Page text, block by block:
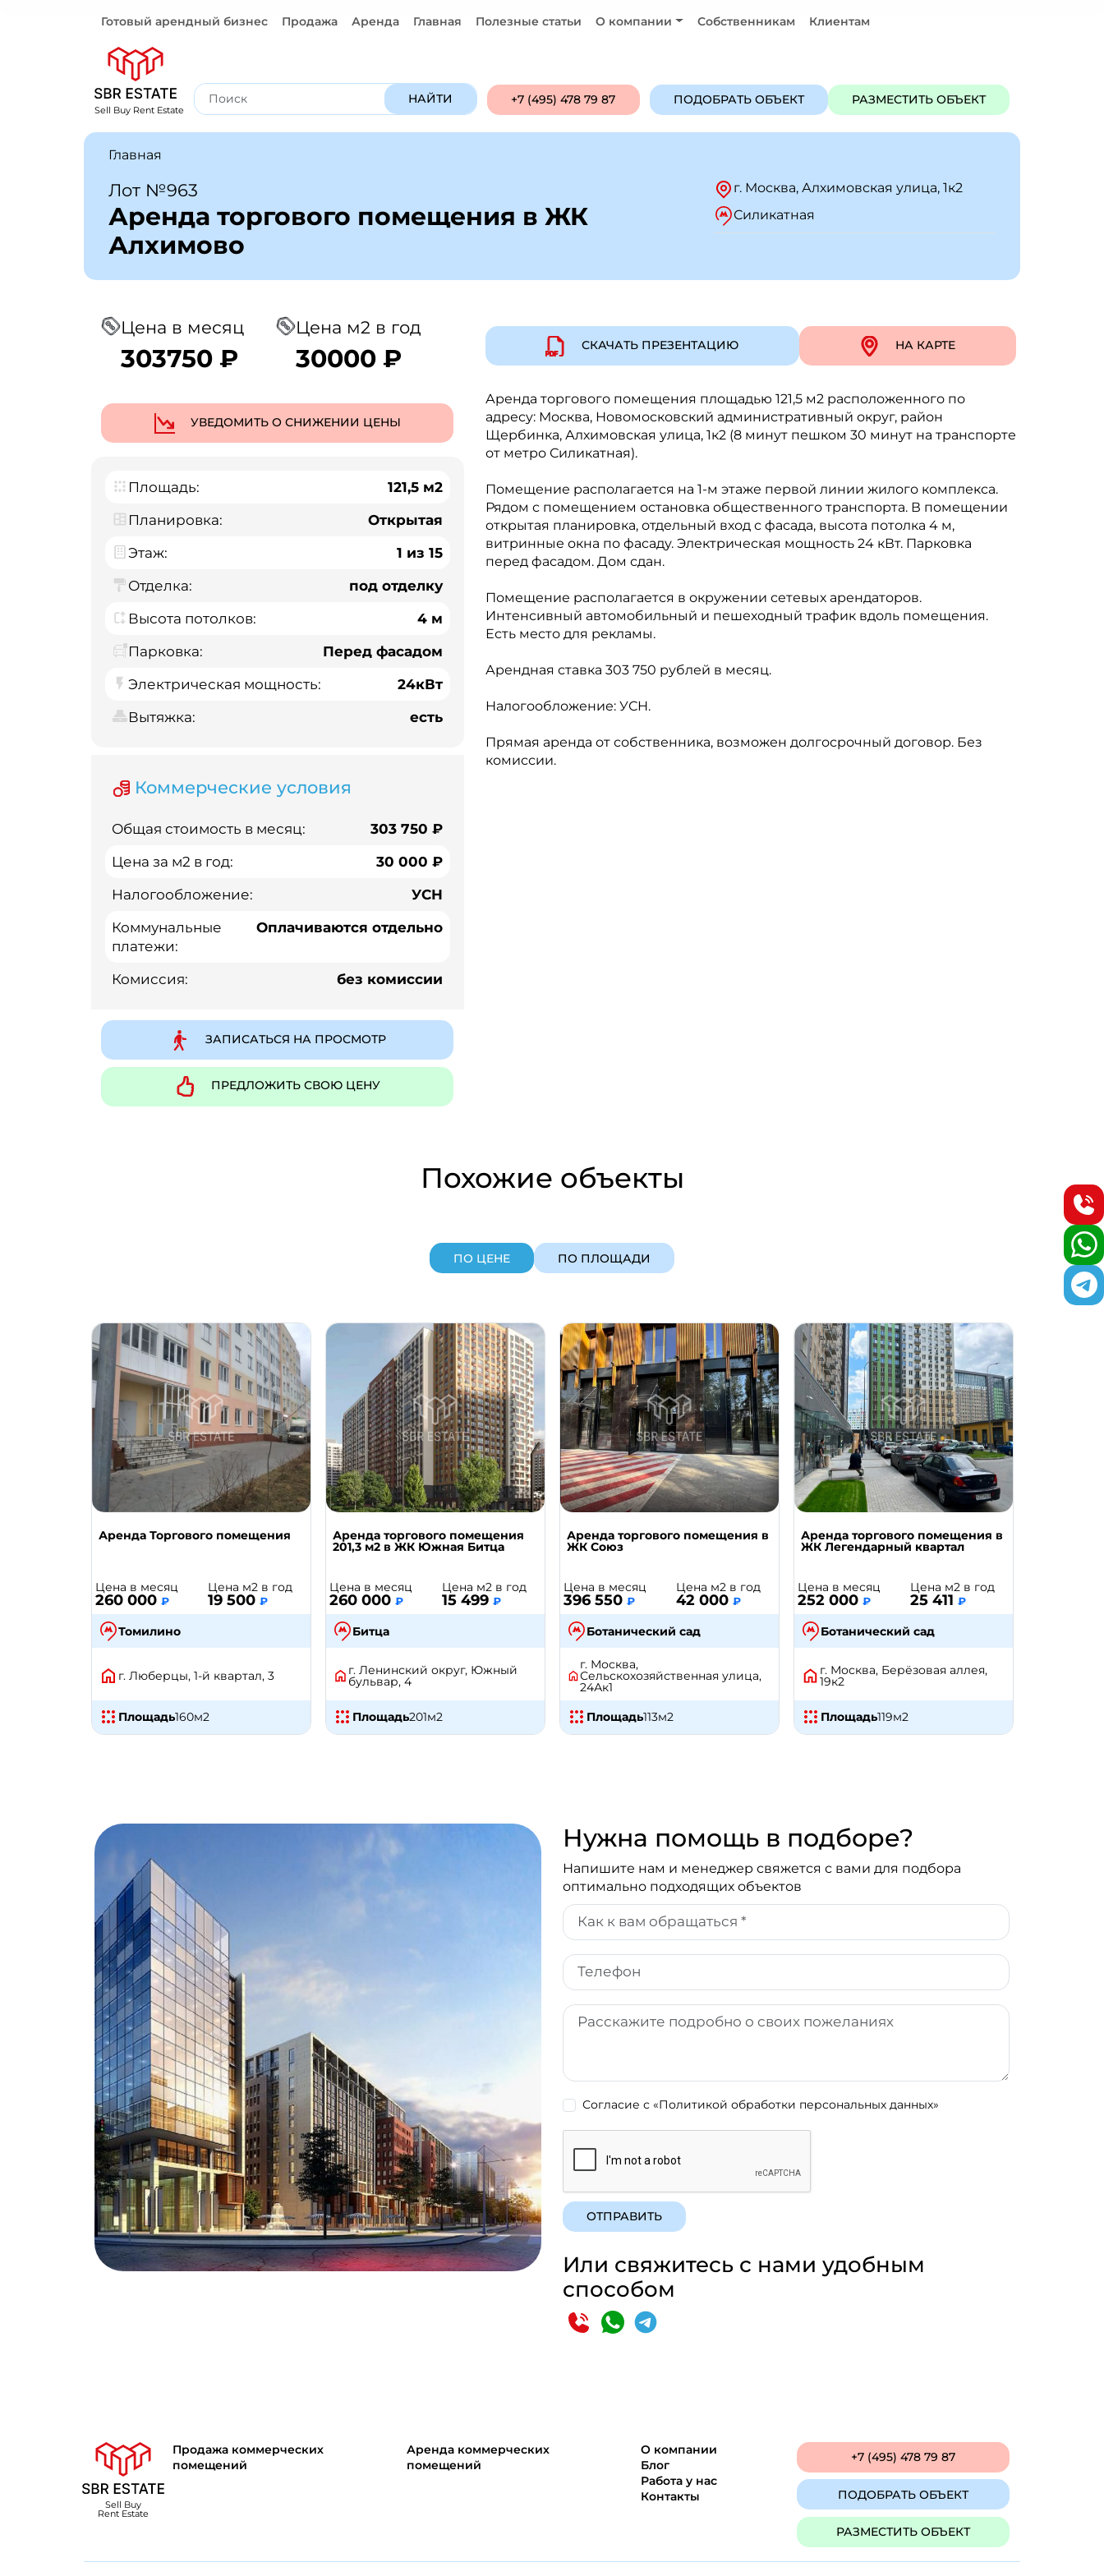
Готовый арендный бизнес Продажа Аренда Главная Полезные статьи О компании Собственникам Клиентам
Sell Buy Rent Estate
НАЙТИ +7 (495) 478 79 87 ПОДОБРАТЬ ОБЪЕКТ РАЗМЕСТИТЬ ОБЪЕКТ
Главная
Лот №963
Аренда торгового помещения в ЖК
Алхимово
г. Москва, Алхимовская улица, 1к2
Силикатная
СКАЧАТЬ ПРЕЗЕНТАЦИЮ НА КАРТЕ
Цена в месяц
303750 ₽
Цена м2 в год
30000 ₽
УВЕДОМИТЬ О СНИЖЕНИИ ЦЕНЫ
Площадь:
121,5 м2
Планировка:
Открытая
Этаж:
1 из 15
Отделка:
под отделку
Высота потолков:
4 м
Парковка:
Перед фасадом
Электрическая мощность:
24кВт
Вытяжка:
есть
Коммерческие условия
Общая стоимость в месяц:
303 750 ₽
Цена за м2 в год:
30 000 ₽
Налогообложение:
УСН
Коммунальные
платежи:
Оплачиваются отдельно
Комиссия: без комиссии
ЗАПИСАТЬСЯ НА ПРОСМОТР
ПРЕДЛОЖИТЬ СВОЮ ЦЕНУ
Аренда торгового помещения площадью 121,5 м2 расположенного по
адресу: Москва, Новомосковский административный округ, район
Щербинка, Алхимовская улица, 1к2 (8 минут пешком 30 минут на транспорте
от метро Силикатная).
Помещение располагается на 1-м этаже первой линии жилого комплекса.
Рядом с помещением остановка общественного транспорта. В помещении
открытая планировка, отдельный вход с фасада, высота потолка 4 м,
витринные окна по фасаду. Электрическая мощность 24 кВт. Парковка
перед фасадом. Дом сдан.
Помещение располагается в окружении сетевых арендаторов.
Интенсивный автомобильный и пешеходный трафик вдоль помещения.
Есть место для рекламы.
Арендная ставка 303 750 рублей в месяц.
Налогообложение: УСН.
Прямая аренда от собственника, возможен долгосрочный договор. Без
комиссии.
Похожие объекты
ПО ЦЕНЕ ПО ПЛОЩАДИ
Аренда Торгового помещения
Цена в месяц
260 000 ₽
Цена м2 в год
19 500 ₽
Томилино
г. Люберцы, 1-й квартал, 3
Площадь160м2
Аренда торгового помещения
201,3 м2 в ЖК Южная Битца
Цена в месяц
260 000 ₽
Цена м2 в год
15 499 ₽
Битца
г. Ленинский округ, Южный
бульвар, 4
Площадь201м2
Аренда торгового помещения в
ЖК Союз
Цена в месяц
396 550 ₽
Цена м2 в год
42 000 ₽
Ботанический сад
г. Москва,
Сельскохозяйственная улица,
24Ак1
Площадь113м2
Аренда торгового помещения в
ЖК Легендарный квартал
Цена в месяц
252 000 ₽
Цена м2 в год
25 411 ₽
Ботанический сад
г. Москва, Берёзовая аллея,
19к2
Площадь119м2
Нужна помощь в подборе?
Напишите нам и менеджер свяжется с вами для подбора
оптимально подходящих объектов
Согласие с «Политикой обработки персональных данных»
ОТПРАВИТЬ
Или свяжитесь с нами удобным
способом
Sell Buy
Rent Estate
Продажа коммерческих
помещений
Аренда коммерческих
помещений
О компании
Блог
Работа у нас
Контакты
+7 (495) 478 79 87
ПОДОБРАТЬ ОБЪЕКТ
РАЗМЕСТИТЬ ОБЪЕКТ